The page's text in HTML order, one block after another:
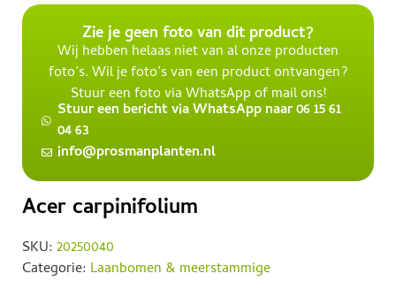
Zie je geen foto van dit product?
Wij hebben helaas niet van al onze producten
foto’s. Wil je foto’s van een product ontvangen?
Stuur een foto via WhatsApp of mail ons!
Stuur een bericht via WhatsApp naar 06 15 61
04 63
info@prosmanplanten.nl
Acer carpinifolium
SKU: 20250040
Categorie: Laanbomen & meerstammige